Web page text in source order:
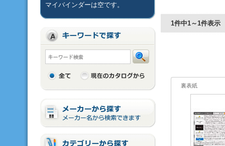
1件中1～1件表示
裏表紙
マイバインダーは空です。